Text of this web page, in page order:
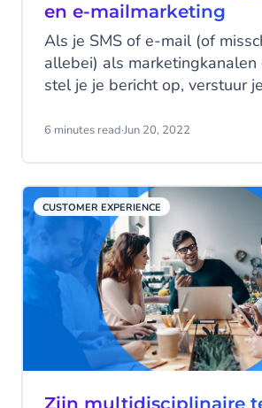
en e-mailmarketing
Als je SMS of e-mail (of
allebei) als marketingkanalen
stel je je bericht op, verstuur
je ervoor dat jouw boodschap
6 minutes read·Jun 20, 2022
CUSTOMER EXPERIENCE
Zijn multidisciplinaire